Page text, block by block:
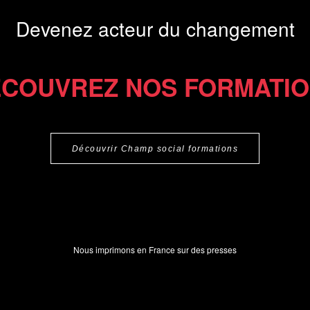
Devenez acteur du changement
NOS
Découvrir Champ social formations
Nous imprimons en France sur des presses